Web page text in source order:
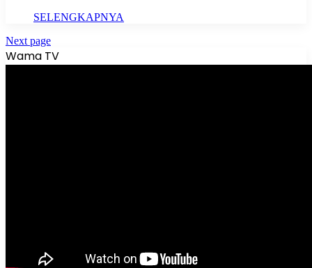
SELENGKAPNYA
Next page
Wama TV